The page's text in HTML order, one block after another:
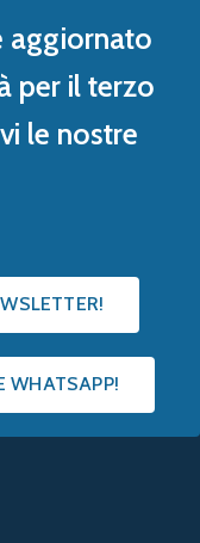
aggiornato
per il terzo
le nostre
WHATSAPP!